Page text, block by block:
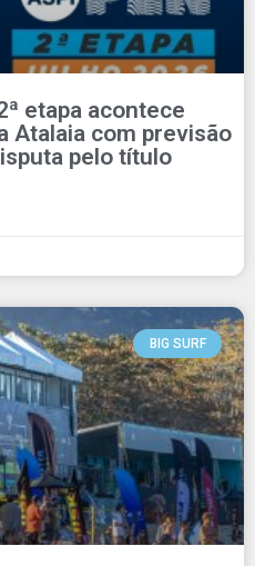
etapa acontece
Atalaia com previsão
pelo título
BIG SURF